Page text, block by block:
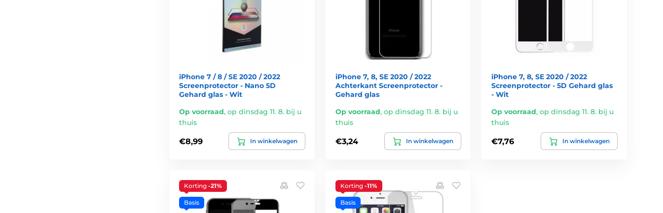
iPhone 7 / 8 / SE 2020 / 2022
Screenprotector - Nano 5D
Gehard glas - Wit
Op voorraad, op dinsdag 11. 8. bij u
thuis
€8,99 In winkelwagen
iPhone 7, 8, SE 2020 / 2022
Achterkant Screenprotector -
Gehard glas
Op voorraad, op dinsdag 11. 8. bij u
thuis
€3,24 In winkelwagen
iPhone 7, 8, SE 2020 / 2022
Screenprotector - 5D Gehard glas
- Wit
Op voorraad,op dinsdag 11. 8. bij u
thuis
€7,76 In winkelwagen
Korting -21%
Basis
Korting -11%
Basis